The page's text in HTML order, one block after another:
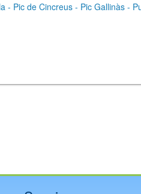
- Pic de Cincreus - Pic Gallinàs -